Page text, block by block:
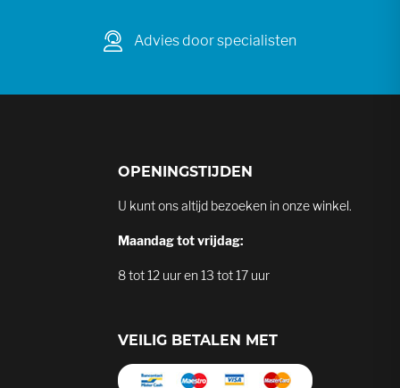
Advies door specialisten
OPENINGSTIJDEN
U kunt ons altijd bezoeken in onze winkel.
Maandag tot vrijdag:
8 tot 12 uur en 13 tot 17 uur
VEILIG BETALEN MET